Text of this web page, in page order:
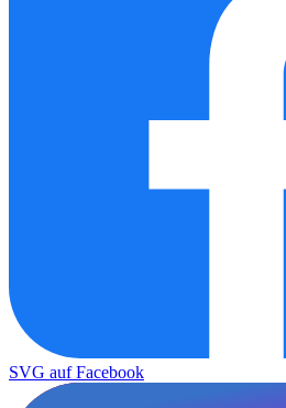
SVG auf Facebook